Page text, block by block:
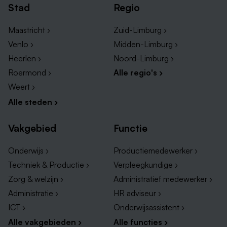
Er zijn tal van HR opleidingen te vinden in Limburg:
BijGilde Opleidingen
kun je studeren voor een
functie als medewerker human resources.
Bij het
in Heerlen en Sittard kun je
ook de opleiding medewerker HR volgen.
Op HBO niveau kun je bij
brede opleiding People and Business Management
Maastricht University
heeft de mogelijkheid om de
master Recht en Arbeid te volgen.
Stad
Maastricht ›
Venlo ›
Heerlen ›
Roermond ›
Weert ›
Alle steden ›
Regio
Zuid-Limburg ›
Midden-Limburg ›
Noord-Limburg ›
Alle regio's ›
Vakgebied
Onderwijs ›
Techniek & Productie ›
Zorg & welzijn ›
Administratie ›
ICT ›
Alle vakgebieden ›
Functie
Productiemedewerker ›
Verpleegkundige ›
Administratief medewerker ›
HR adviseur ›
Onderwijsassistent ›
Alle functies ›